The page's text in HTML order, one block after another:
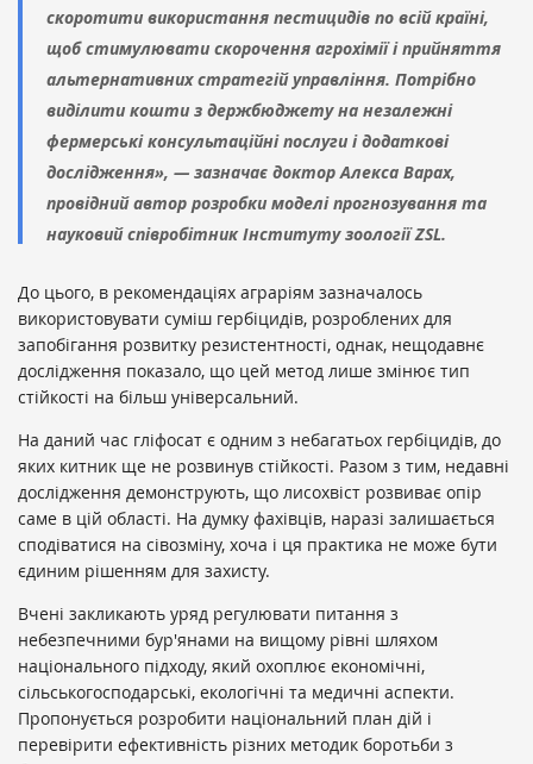
скоротити використання пестицидів по всій країні,
щоб стимулювати скорочення агрохімії і прийняття
альтернативних стратегій управління. Потрібно
виділити кошти з держбюджету на незалежні
фермерські консультаційні послуги і додаткові
дослідження», — зазначає доктор Алекса Варах,
провідний автор розробки моделі прогнозування та
науковий співробітник Інституту зоології ZSL.
До цього, в рекомендаціях аграріям зазначалось
використовувати суміш гербіцидів, розроблених для
запобігання розвитку резистентності, однак, нещодавнє
дослідження показало, що цей метод лише змінює тип
стійкості на більш універсальний.
На даний час гліфосат є одним з небагатьох гербіцидів, до
яких китник ще не розвинув стійкості. Разом з тим, недавні
дослідження демонструють, що лисохвіст розвиває опір
саме в цій області. На думку фахівців, наразі залишається
сподіватися на сівозміну, хоча і ця практика не може бути
єдиним рішенням для захисту.
Вчені закликають уряд регулювати питання з
небезпечними бур'янами на вищому рівні шляхом
національного підходу, який охоплює економічні,
сільськогосподарські, екологічні та медичні аспекти.
Пропонується розробити національний план дій і
перевірити ефективність різних методик боротьби з